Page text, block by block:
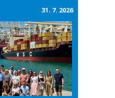
31. 7. 2026